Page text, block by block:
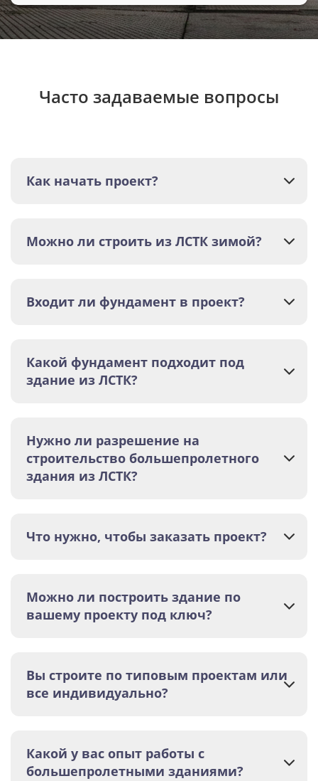
Часто задаваемые вопросы
Как начать проект?
Можно ли строить из ЛСТК зимой?
Входит ли фундамент в проект?
Какой фундамент подходит под
здание из ЛСТК?
Нужно ли разрешение на
строительство большепролетного
здания из ЛСТК?
Что нужно, чтобы заказать проект?
Можно ли построить здание по
вашему проекту под ключ?
Вы строите по типовым проектам или
все индивидуально?
Какой у вас опыт работы с
большепролетными зданиями?